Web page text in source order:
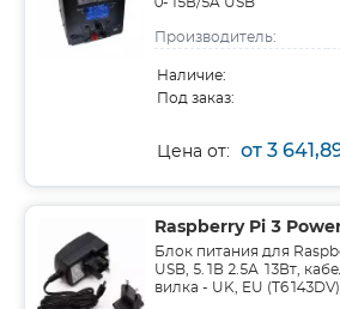
Производитель:
Наличие:
Под заказ:
Цена от: от 3
Raspberry Pi 3
Блок питания для
USB, 5.1В 2.5А 13Вт,
вилка - UK, EU (T6143DV)